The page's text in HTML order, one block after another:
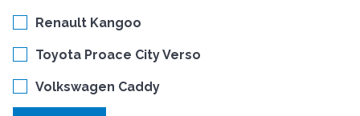
Renault Kangoo
Toyota Proace City Verso
Volkswagen Caddy